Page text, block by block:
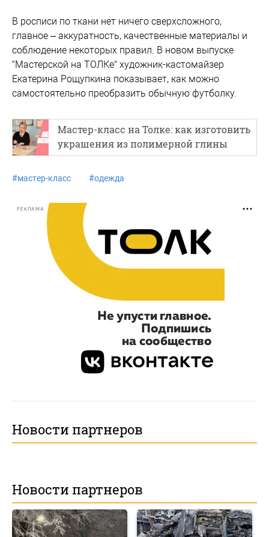
В росписи по ткани нет ничего сверхсложного,
главное – аккуратность, качественные материалы и
соблюдение некоторых правил. В новом выпуске
"Мастерской на ТОЛКе" художник-кастомайзер
Екатерина Рощупкина показывает, как можно
самостоятельно преобразить обычную футболку.
Мастер-класс на Толке: как изготовить
украшения из полимерной глины
#мастер-класс #одежда
РЕКЛАМА
Новости партнеров
Новости партнеров